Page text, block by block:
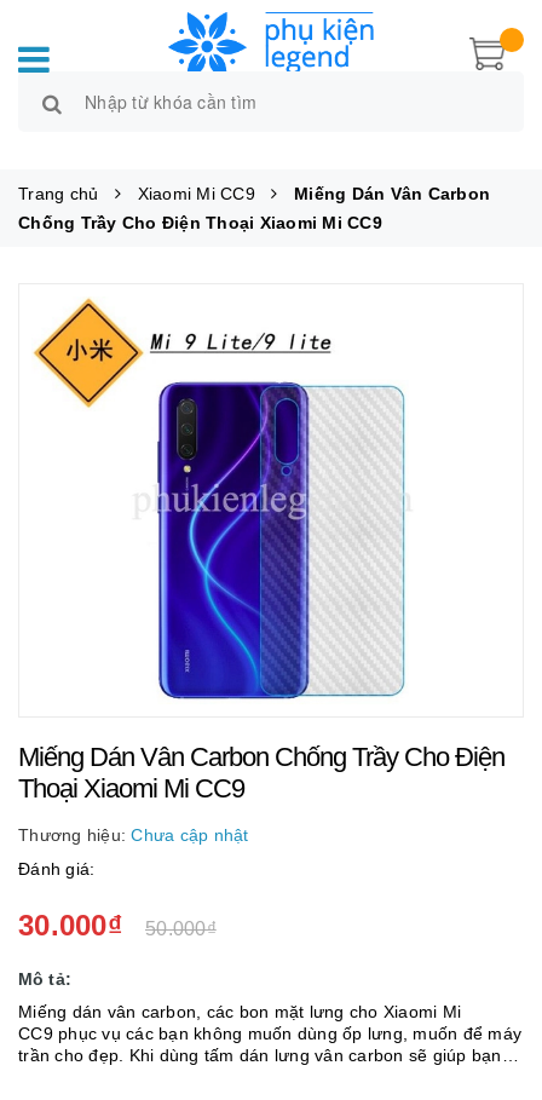
Trang chủ Xiaomi Mi CC9
Miếng Dán Vân Carbon
Chống Trầy Cho Điện Thoại Xiaomi Mi CC9
Miếng Dán Vân Carbon Chống Trầy Cho Điện
Thoại Xiaomi Mi CC9
Thương hiệu: Chưa cập nhật
Đánh giá:
30.000₫ 50.000₫
Mô tả:
Miếng dán vân carbon, các bon mặt lưng cho Xiaomi Mi
CC9 phục vụ các bạn không muốn dùng ốp lưng, muốn để máy
trần cho đẹp. Khi dùng tấm dán lưng vân carbon sẽ giúp bạn